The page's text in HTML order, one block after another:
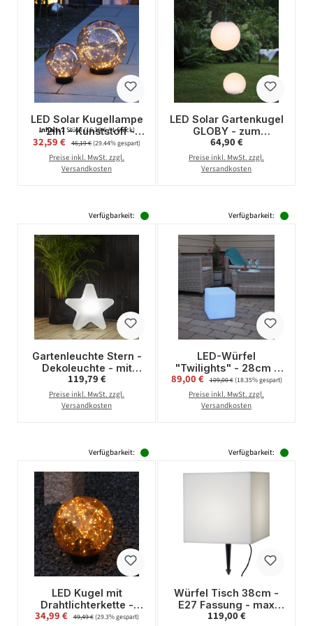
LED Solar Kugellampe
- 2in1 - Kunststoff -
warmweiße LED
Drahtlichterkette - 2er
Set - bernstein
Inhalt:2 Stück(16,30 € / 1 Stück)
Verkaufspreis:
32,59 € Regulärer Preis:
46,19 €(29.44% gespart)
Preise inkl. MwSt. zzgl.
Versandkosten
LED Solar Gartenkugel
GLOBY - zum
Aufhängen - H: 29cm,
D: 30cm - 6
warmweiße LED -
Regulärer Preis:
64,90 €
Preise inkl. MwSt. zzgl.
Versandkosten
Verfügbarkeit:
Gartenleuchte Stern -
Dekoleuchte - mit
Erdspieß - H: 50cm -
E27 Fassung max.
25W - für Außen
Regulärer Preis:
119,79 €
Preise inkl. MwSt. zzgl.
Versandkosten
Verfügbarkeit:
LED-Würfel
"Twilights" - 28cm -
RGB Wechsel/feste
Farbe - Fernbedienung
- Aufladbar - IP44
Verkaufspreis:
89,00 € Regulärer Preis:
109,00 €(18.35% gespart)
Preise inkl. MwSt. zzgl.
Versandkosten
Verfügbarkeit:
LED Kugel mit
Drahtlichterkette -
stehend - 100
Verkaufspreis:
34,99 € Regulärer Preis:
49,49 €(29.3% gespart)
Verfügbarkeit:
Würfel Tisch 38cm -
E27 Fassung - max
23W - 5m Zuleitung -
Regulärer Preis:
119,00 €